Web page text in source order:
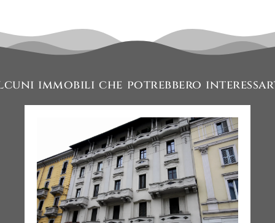
immobili che potrebbero